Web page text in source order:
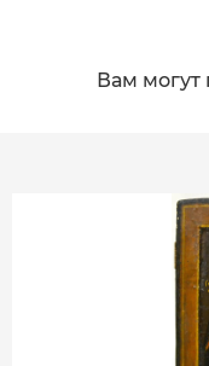
Вам могут